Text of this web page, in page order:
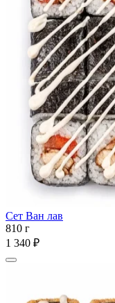
Сет Ван лав
810 г
1 340 ₽